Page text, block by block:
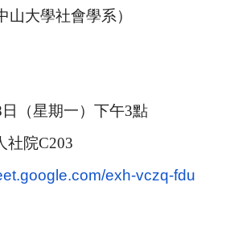
山大學社會學系）
日（星期一） 下午3點
社院C203
exh-vczq-fdu